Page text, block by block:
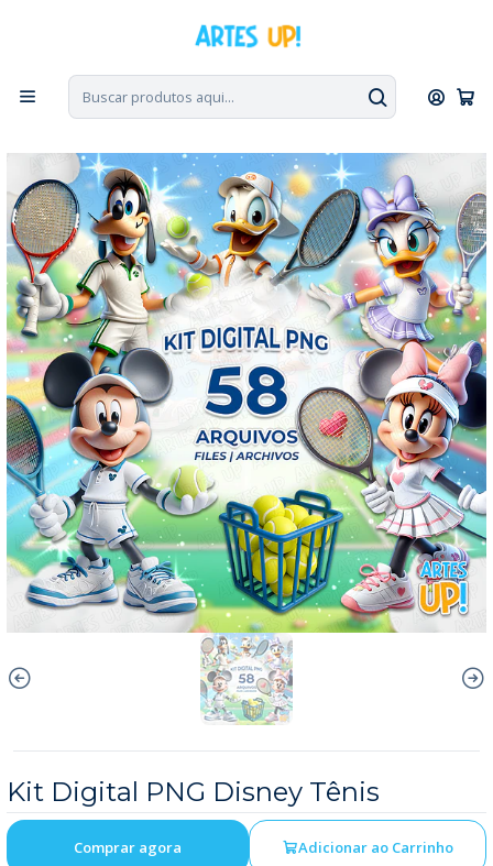
Escolha seu idioma. Change the language. Cambia el
Início Kit Digital Kit Digital PNG Disney Tênis
Kit Digital PNG Disney Tênis
Adicionar ao Carrinho
Comprar agora